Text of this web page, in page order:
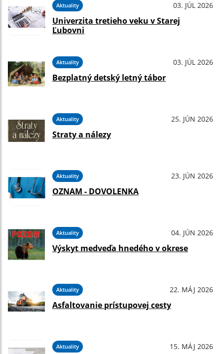
Aktuality 03. JÚL 2026
Univerzita tretieho veku v Starej
Ľubovni
Aktuality 03. JÚL 2026
Bezplatný detský letný tábor
Aktuality 25. JÚN 2026
Straty a nálezy
Aktuality 23. JÚN 2026
OZNAM - DOVOLENKA
Aktuality 04. JÚN 2026
Výskyt medveďa hnedého v okrese
Aktuality 22. MÁJ 2026
Asfaltovanie prístupovej cesty
Aktuality 15. MÁJ 2026